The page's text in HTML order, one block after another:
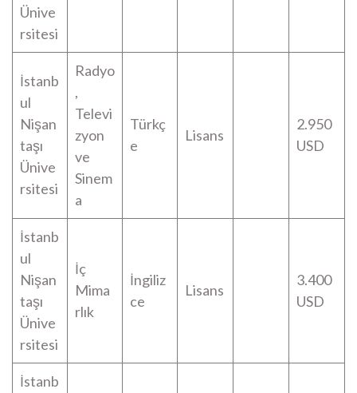
Ünive
rsitesi
İstanb
ul
Nişan
taşı
Ünive
rsitesi
Radyo
,
Televi
zyon
ve
Sinem
a
Türkç
e
Lisans
2.950
USD
İstanb
ul
Nişan
taşı
Ünive
rsitesi
İç
Mima
rlık
İngiliz
ce
Lisans
3.400
USD
İstanb